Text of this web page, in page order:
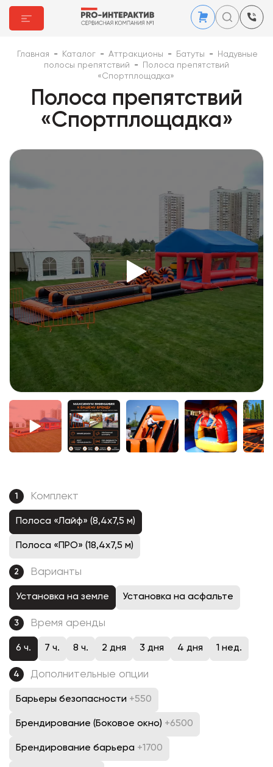
Главная - Каталог - Аттракционы - Батуты -
Надувные
полосы препятствий
-
Полоса препятствий
«Спортплощадка»
Полоса препятствий
«Спортплощадка»
1 Комплект
Полоса «Лайф» (8,4x7,5 м)
Полоса «ПРО» (18,4x7,5 м)
2 Варианты
Установка на земле Установка на асфальте
3 Время аренды
6 ч. 7 ч. 8 ч. 2 дня 3 дня 4 дня 1 нед.
4 Дополнительные опции
Барьеры безопасности +550
Брендирование (Боковое окно) +6500
Брендирование барьера +1700